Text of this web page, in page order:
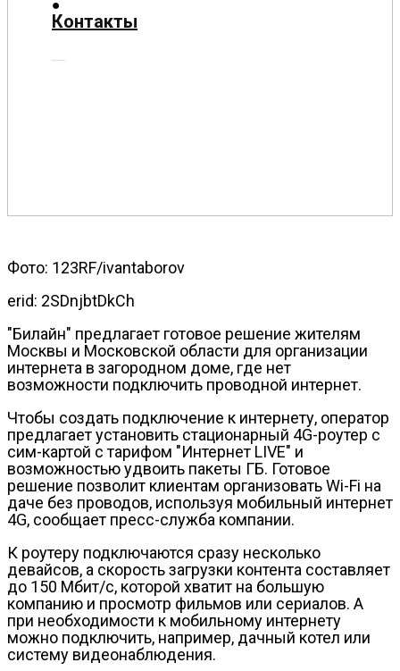
О
Контакты
Фото: 123RF/ivantaborov
erid: 2SDnjbtDkCh
"Билайн" предлагает готовое решение жителям
Москвы и Московской области для организации
интернета в загородном доме, где нет
возможности подключить проводной интернет.
Чтобы создать подключение к интернету, оператор
предлагает установить стационарный 4G-роутер с
сим-картой с тарифом "Интернет LIVE" и
возможностью удвоить пакеты ГБ. Готовое
решение позволит клиентам организовать Wi-Fi на
даче без проводов, используя мобильный интернет
4G, сообщает пресс-служба компании.
К роутеру подключаются сразу несколько
девайсов, а скорость загрузки контента составляет
до 150 Мбит/с, которой хватит на большую
компанию и просмотр фильмов или сериалов. А
при необходимости к мобильному интернету
можно подключить, например, дачный котел или
систему видеонаблюдения.